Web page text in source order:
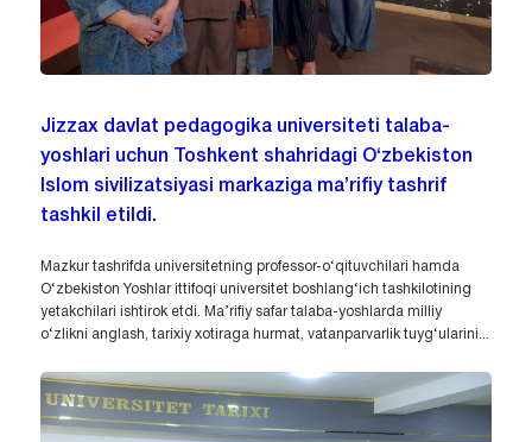
Jizzax davlat pedagogika universiteti talaba-
yoshlari uchun Toshkent shahridagi O‘zbekiston
Islom sivilizatsiyasi markaziga ma’rifiy tashrif
tashkil etildi.
Mazkur tashrifda universitetning professor-o‘qituvchilari hamda
O‘zbekiston Yoshlar ittifoqi universitet boshlang‘ich tashkilotining
yetakchilari ishtirok etdi. Ma’rifiy safar talaba-yoshlarda milliy
o‘zlikni anglash, tarixiy xotiraga hurmat, vatanparvarlik tuyg‘ularini...